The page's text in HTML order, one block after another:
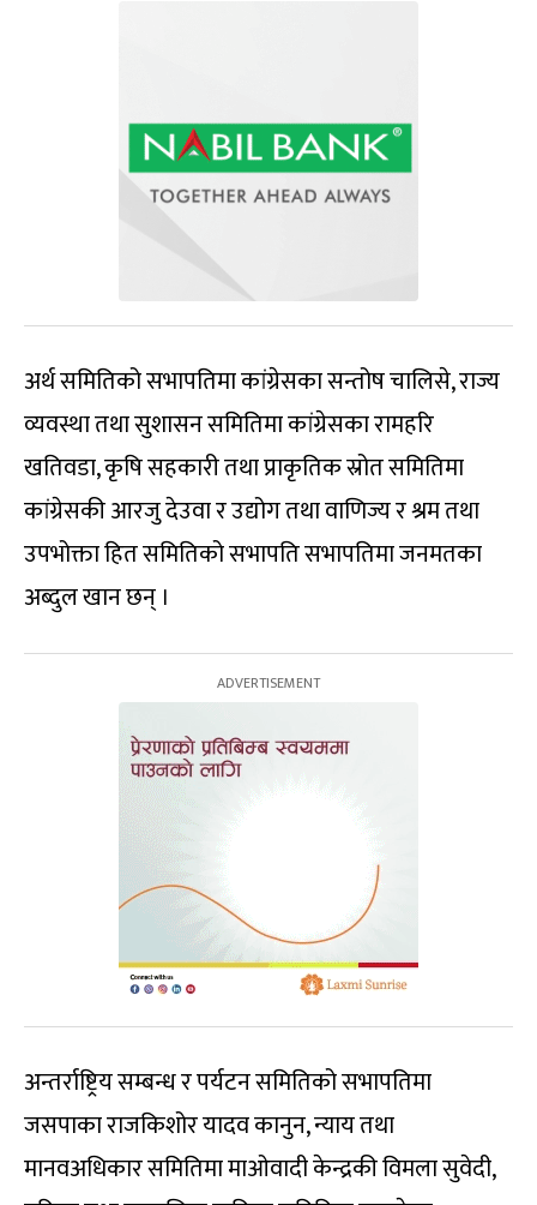
अर्थ समितिको सभापतिमा कांग्रेसका सन्तोष चालिसे, राज्य
व्यवस्था तथा सुशासन समितिमा कांग्रेसका रामहरि
खतिवडा, कृषि सहकारी तथा प्राकृतिक स्रोत समितिमा
कांग्रेसकी आरजु देउवा र उद्योग तथा वाणिज्य र श्रम तथा
उपभोक्ता हित समितिको सभापति सभापतिमा जनमतका
अब्दुल खान छन् ।
अन्तर्राष्ट्रिय सम्बन्ध र पर्यटन समितिको सभापतिमा
जसपाका राजकिशोर यादव कानुन, न्याय तथा
मानवअधिकार समितिमा माओवादी केन्द्रकी विमला सुवेदी,